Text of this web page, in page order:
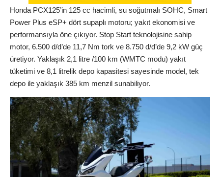
Honda PCX125’in 125 cc hacimli, su soğutmalı SOHC, Smart
Power Plus eSP+ dört supaplı motoru; yakıt ekonomisi ve
performansıyla öne çıkıyor. Stop Start teknolojisine sahip
motor, 6.500 d/d’de 11,7 Nm tork ve 8.750 d/d’de 9,2 kW güç
üretiyor. Yaklaşık 2,1 litre /100 km (WMTC modu) yakıt
tüketimi ve 8,1 litrelik depo kapasitesi sayesinde model, tek
depo ile yaklaşık 385 km menzil sunabiliyor.